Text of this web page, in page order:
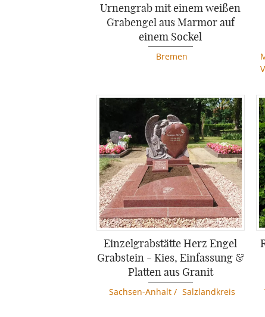
Urnengrab mit einem weißen
Grabengel aus Marmor auf
einem Sockel
Bremen
Einzelgrabstätte Herz Engel
Grabstein - Kies, Einfassung &
Platten aus Granit
Sachsen-Anhalt/ Salzlandkreis